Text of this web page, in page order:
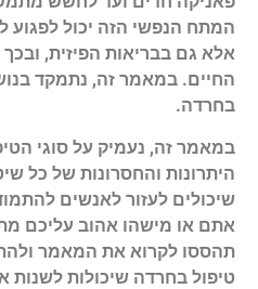
המתח הנפשי הזה יכול לפגוע
אלא גם בבריאות הפיזית, ובכך
החיים. במאמר זה, נתמקד
בחרדה.
במאמר זה, נעמיק על סוגי
היתרונות והחסרונות של כל
שיכולים לעזור לאנשים
אתם או מישהו אהוב עליכם
תהססו לקרוא את המאמר
טיפול בחרדה שיכולות לשנות